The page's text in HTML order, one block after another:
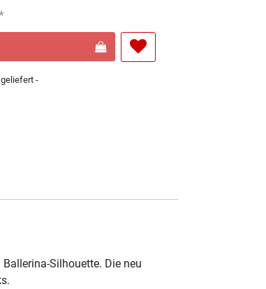
An
-
Silhouette. Die neu